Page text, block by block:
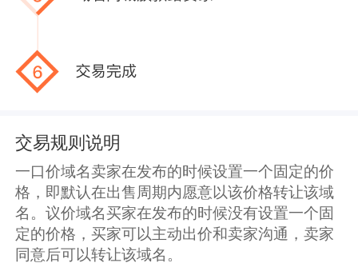
交易规则说明
一口价域名卖家在发布的时候设置一个固定的价
格，即默认在出售周期内愿意以该价格转让该域
名。议价域名买家在发布的时候没有设置一个固
定的价格，买家可以主动出价和卖家沟通，卖家
同意后可以转让该域名。